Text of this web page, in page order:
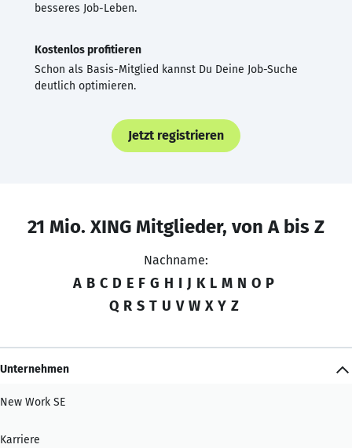
besseres Job-Leben.
Kostenlos profitieren
Schon als Basis-Mitglied kannst Du Deine Job-Suche
deutlich optimieren.
Jetzt registrieren
21 Mio. XING Mitglieder, von A bis Z
Nachname:
A B C D E F G H I J K L M N O P
Q R S T U V W X Y Z
Unternehmen
New Work SE
Karriere